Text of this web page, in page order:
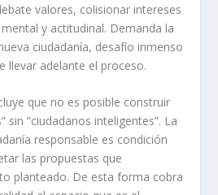
valores, colisionar intereses
y actitudinal. Demanda la
ciudadanía, desafío inmenso
llevar adelante el proceso.
que no es posible construir
sin “ciudadanos inteligentes”. La
responsable es condición
las propuestas que
planteado. De esta forma cobra